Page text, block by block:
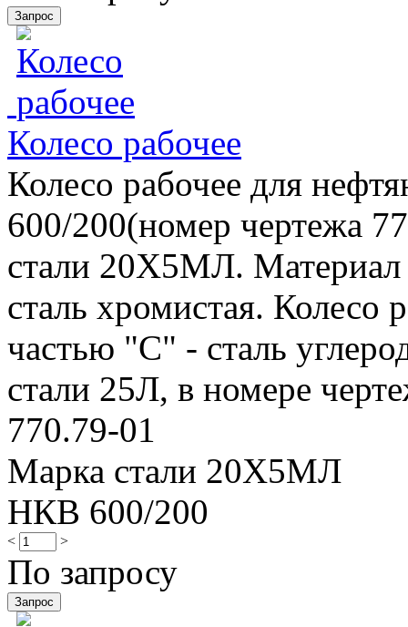
Колесо рабочее
Колесо рабочее для
600/200(номер чертежа
стали 20Х5МЛ. Материал
сталь хромистая. Колесо
частью "С" - сталь
стали 25Л, в номере
770.79-01
Марка стали 20Х5МЛ
НКВ 600/200
< >
По запросу